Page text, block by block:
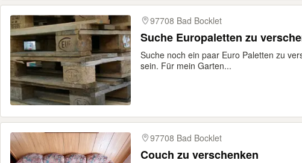
97708 Bad Bocklet
Suche Europaletten zu
Suche noch ein paar Euro Paletten zu
sein. Für mein Garten...
97708 Bad Bocklet
Couch zu verschenken